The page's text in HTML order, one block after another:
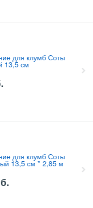
для клумб Соты
13,5 см
для клумб Соты
13,5 см * 2,85 м